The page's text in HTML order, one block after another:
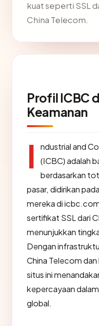
kuat seperti SSL
China Telecom.
Profil ICBC
Keamanan
I
ndustrial and
(ICBC) adalah
berdasarkan
pasar, didirikan
mereka di
sertifikat SSL dari
menunjukkan
Dengan
China Telecom dan
situs ini
kepercayaan
global.